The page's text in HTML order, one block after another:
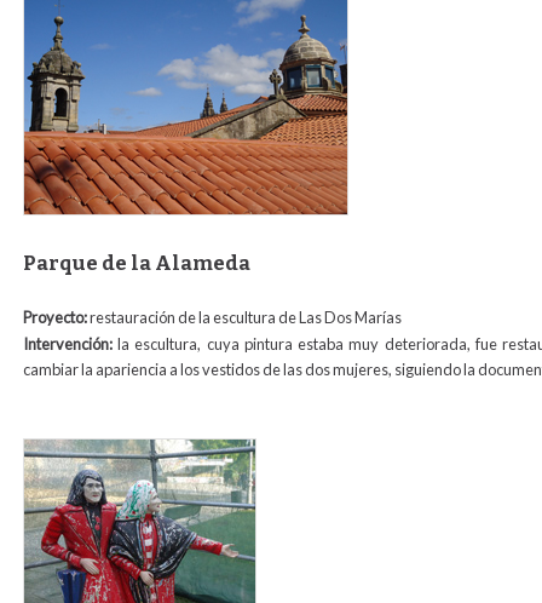
Parque de la Alameda
Proyecto:restauración de la escultura de Las Dos Marías
Intervención:la escultura, cuya pintura estaba muy deteriorada, fue
cambiar la apariencia a los vestidos de las dos mujeres, siguiendo la
dos_marias_antes_restauracion_2011.jpg